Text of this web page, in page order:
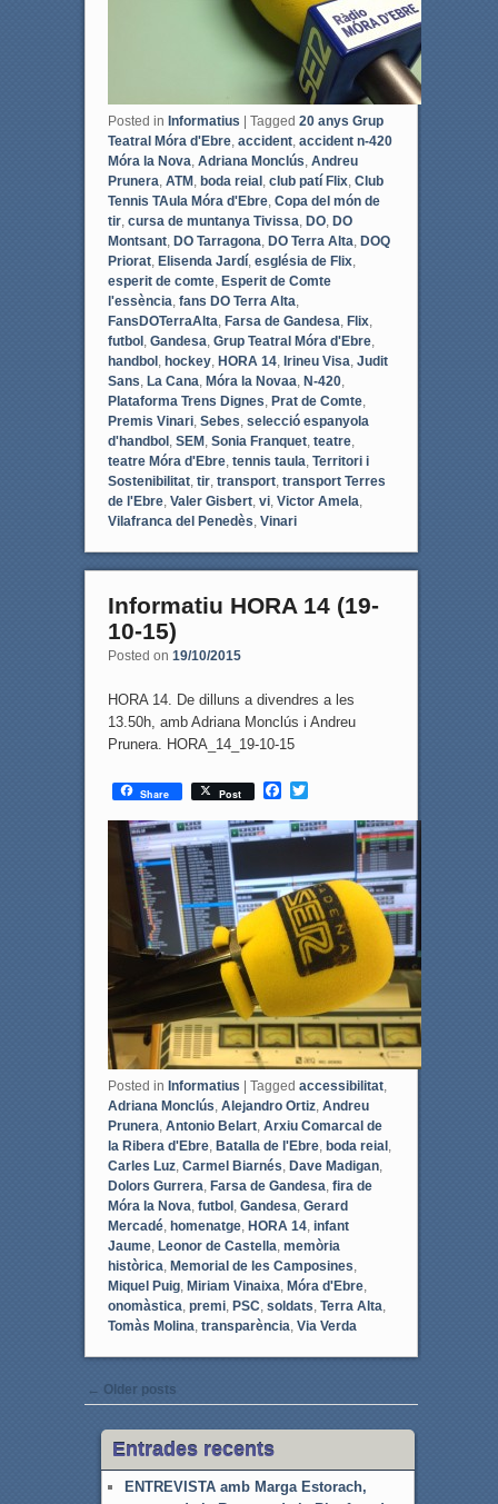
Posted in Informatius Tagged 20 anys Grup
Teatral Móra d'Ebre, accident, accident n-420
Móra la Nova, Adriana Monclús, Andreu
Prunera, ATM , boda reial , club patí Flix, Club
Tennis TAula Móra d'Ebre, Copa del món de
tir, cursa de muntanya Tivissa, DO, DO
Montsant, DO Tarragona, DO Terra Alta, DOQ
Priorat, Elisenda Jardí, església de Flix,
esperit de comte, Esperit de Comte
l'essència, fans DO Terra Alta,
FansDOTerraAlta, Farsa de Gandesa, Flix,
futbol , Gandesa, Grup Teatral Móra d'Ebre,
handbol , hockey, HORA 14, Irineu Visa, Judit
Sans, La Cana, Móra la Novaa, N-420,
Plataforma Trens Dignes, Prat de Comte,
Premis Vinari, Sebes, selecció espanyola
d'handbol , SEM , Sonia Franquet, teatre,
teatre Móra d'Ebre, tennis taula, Territori i
Sostenibilitat, tir, transport, transport Terres
de l'Ebre, Valer Gisbert, vi, Victor Amela,
Vilafranca del Penedès, Vinari
Informatiu HORA 14 (19-
10-15)
Posted on 19/10/2015
HORA 14. De dilluns a divendres a les
13.50h, amb Adriana Monclús i Andreu
Prunera. HORA_14_19-10-15
Share Post
F
c
e
o
o
k
T
i
t
e
r
Posted in Informatius | Tagged accessibilitat,
Adriana Monclús Alejandro Ortiz, Andreu
Prunera Antonio Belart, Arxiu Comarcal de
la Ribera d'Ebre, Batalla de l'Ebre, boda reial,
Carles Luz, Carmel Biarnés Dave Madigan,
Dolors Gurrera Farsa de Gandesa fira de
Móra la Nova futbol, Gandesa Gerard
Mercadé, homenatge, HORA 14, infant
Jaume, Leonor de Castella memòria
històrica Memorial de les Camposines
Miquel Puig, Miriam Vinaixa Móra d'Ebre,
onomàstica premi, PSC soldats Terra Alta
Tomàs Molina transparència Via Verda
Post navigation
← Older posts
Entrades recents
ENTREVISTA amb Marga Estorach,